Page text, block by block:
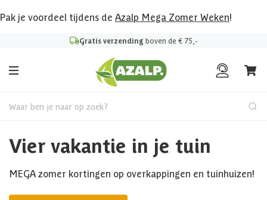
Pak je voordeel tijdens de Azalp Mega Zomer Weken!
Gratis verzending boven de € 75,-
Waar ben je naar op zoek?
Vier vakantie in je tuin
MEGA zomer kortingen op overkappingen en tuinhuizen!